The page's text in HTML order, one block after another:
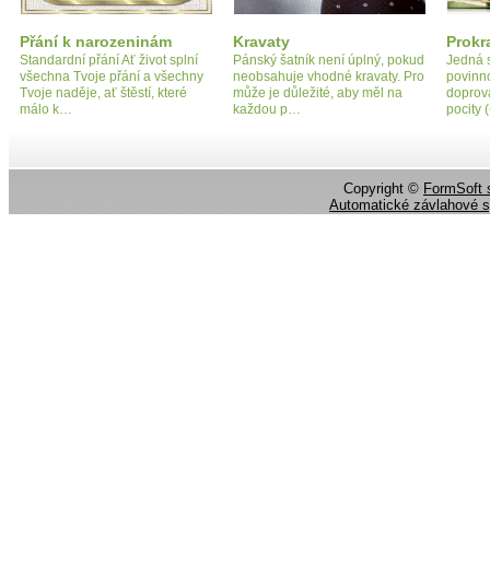
Přání k narozeninám
Standardní přání Ať život splní
všechna Tvoje přání a všechny
Tvoje naděje, ať štěstí, které
málo k…
Kravaty
Pánský šatník není úplný, pokud
neobsahuje vhodné kravaty. Pro
může je důležité, aby měl na
každou p…
Jedná
pocity
Copyright © FormSoft
Automatické závlahové